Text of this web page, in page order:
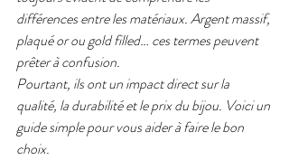
différences entre les matériaux. Argent massif,
plaqué or ou gold filled… ces termes peuvent
prêter à confusion.
Pourtant, ils ont un impact direct sur la
qualité, la durabilité et le prix du bijou. Voici un
guide simple pour vous aider à faire le bon
choix.